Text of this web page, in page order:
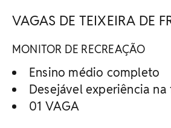
VAGAS DE TEIXEIRA DE
MONITOR DE RECREAÇÃO
Ensino médio completo
Desejável experiência na
01 VAGA